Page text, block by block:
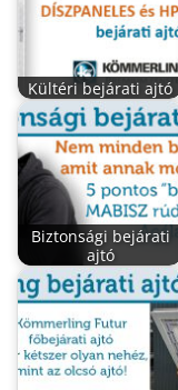
Kültéri bejárati ajtó
Biztonsági bejárati
ajtó